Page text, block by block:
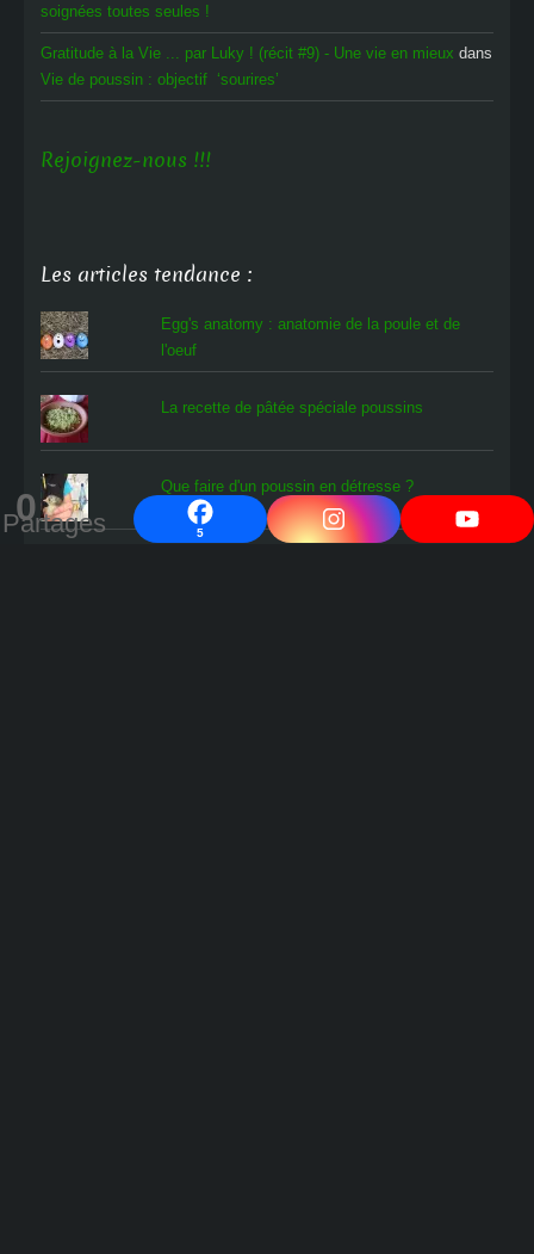
0
Partages 5
soignées toutes seules !
Gratitude à la Vie ... par Luky ! (récit #9) - Une vie en mieux dans
Vie de poussin : objectif ‘sourires’
Rejoignez-nous !!!
Les articles tendance :
Egg's anatomy : anatomie de la poule et de
l'oeuf
La recette de pâtée spéciale poussins
Que faire d'un poussin en détresse ?